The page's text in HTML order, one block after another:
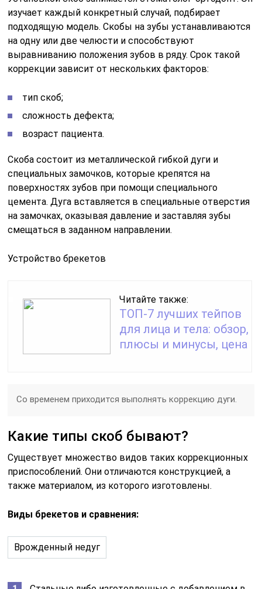
изучает каждый конкретный случай, подбирает
подходящую модель. Скобы на зубы устанавливаются
на одну или две челюсти и способствуют
выравниванию положения зубов в ряду. Срок такой
коррекции зависит от нескольких факторов:
тип скоб;
сложность дефекта;
возраст пациента.
Скоба состоит из металлической гибкой дуги и
специальных замочков, которые крепятся на
поверхностях зубов при помощи специального
цемента. Дуга вставляется в специальные отверстия
на замочках, оказывая давление и заставляя зубы
смещаться в заданном направлении.
Устройство брекетов
Читайте также:
ТОП-7 лучших тейпов
для лица и тела: обзор,
плюсы и минусы, цена
Со временем приходится выполнять коррекцию дуги.
Какие типы скоб бывают?
Существует множество видов таких коррекционных
приспособлений. Они отличаются конструкцией, а
также материалом, из которого изготовлены.
Виды брекетов и сравнения:
Врожденный недуг